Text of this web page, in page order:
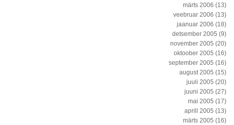
märts 2006 (13)
veebruar 2006 (13)
jaanuar 2006 (18)
detsember 2005 (9)
november 2005 (20)
oktoober 2005 (16)
september 2005 (16)
august 2005 (15)
juuli 2005 (20)
juuni 2005 (27)
mai 2005 (17)
aprill 2005 (13)
märts 2005 (16)